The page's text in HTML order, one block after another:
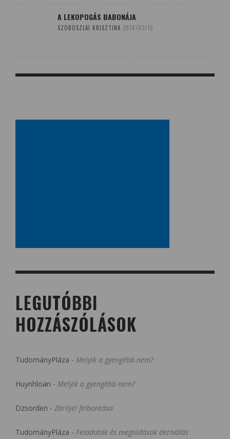
A LEKOPOGÁS BABONÁJA
SZOBOSZLAI KRISZTINA 2018/03/15
LEGUTÓBBI
HOZZÁSZÓLÁSOK
TudományPláza - Melyik a gyengébb nem?
Huynhloan - Melyik a gyengébb nem?
Dzsorden - Zárójel felbontása
TudományPláza - Feladatok és megoldások deriválás